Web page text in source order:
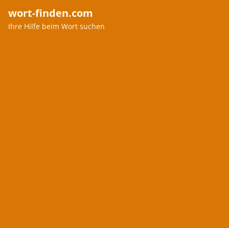
wort-finden.com
Ihre Hilfe beim Wort suchen